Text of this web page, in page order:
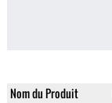
Nom du Produit